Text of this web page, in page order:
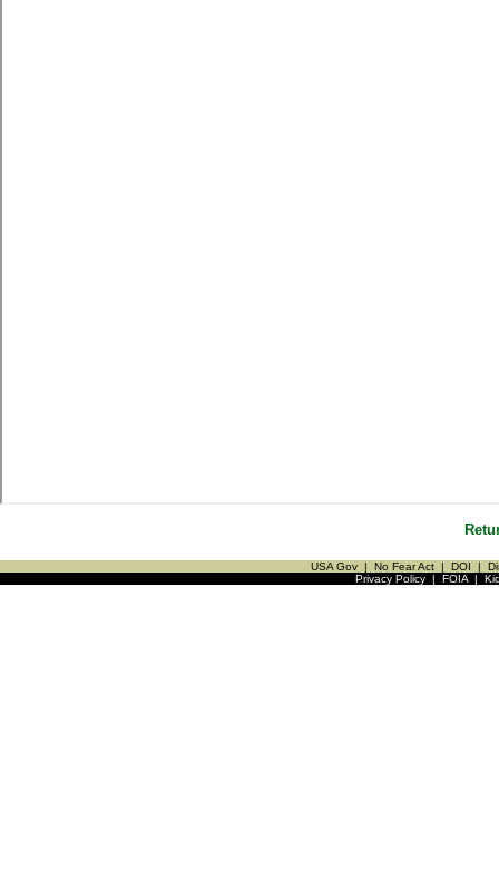
USA Gov | No Fear Act | DOI |
Privacy Policy| FOIA|